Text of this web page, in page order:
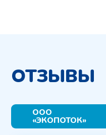
ОТЗЫВЫ
ООО
«ЭКОПОТОК»